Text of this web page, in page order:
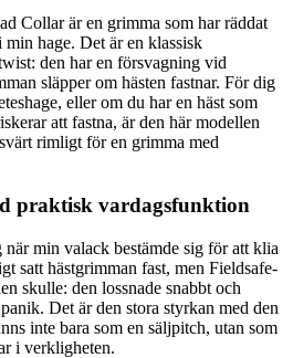
Collar är en grimma som har räddat
hage. Det är en klassisk
den har en försvagning vid
släpper om hästen fastnar. För dig
eller om du har en häst som
att fastna, är den här modellen
rimligt för en grimma med
praktisk vardagsfunktion
när min valack bestämde sig för att klia
satt hästgrimman fast, men Fieldsafe-
skulle: den lossnade snabbt och
Det är den stora styrkan med den
inte bara som en säljpitch, utan som
i verkligheten.